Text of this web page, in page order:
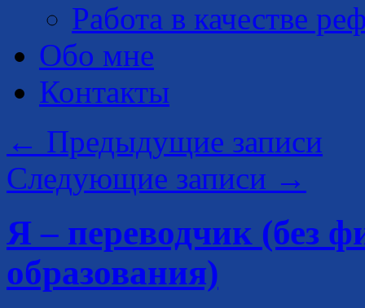
Работа в качестве
Обо мне
Контакты
← Предыдущие записи
Следующие записи →
Я – переводчик (без
образования)